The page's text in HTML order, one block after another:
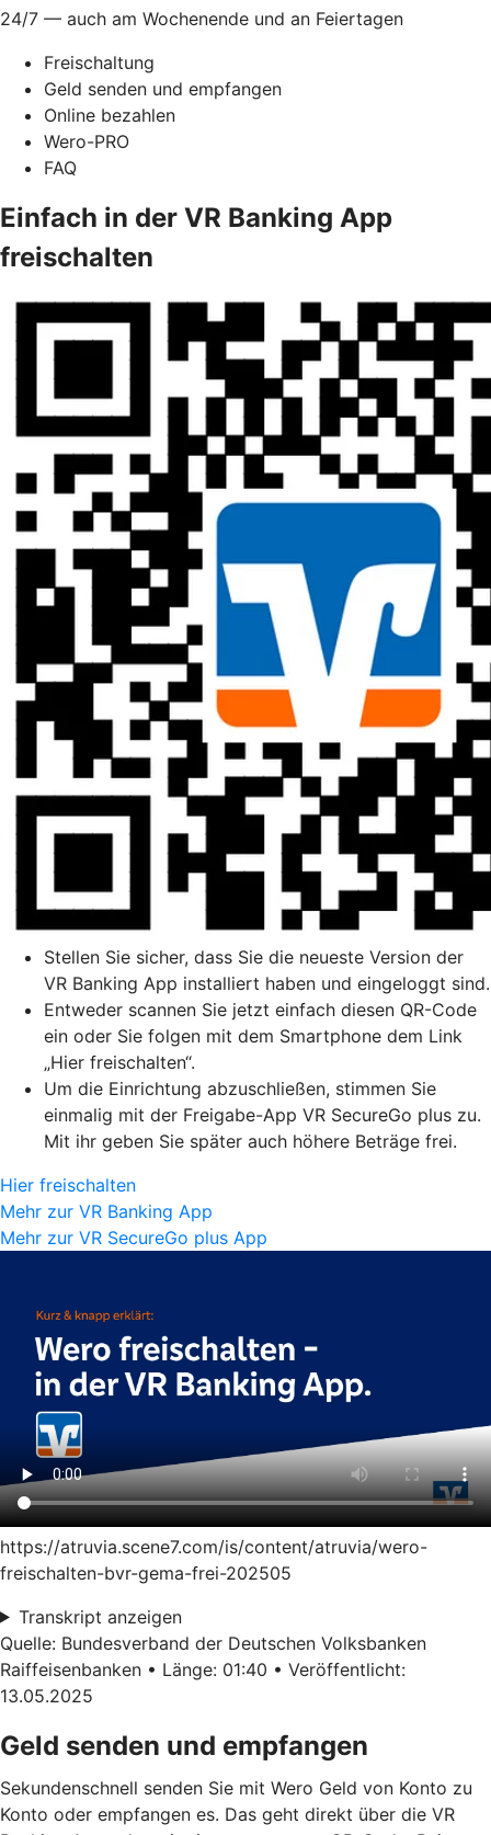
24/7 — auch am Wochenende und an Feiertagen
Freischaltung
Geld senden und empfangen
Online bezahlen
Wero-PRO
FAQ
Einfach in der VR Banking App
freischalten
Stellen Sie sicher, dass Sie die neueste Version der
VR Banking App installiert haben und eingeloggt sind.
Entweder scannen Sie jetzt einfach diesen QR-Code
ein oder Sie folgen mit dem Smartphone dem Link
„Hier freischalten“.
Um die Einrichtung abzuschließen, stimmen Sie
einmalig mit der Freigabe-App VR SecureGo plus zu.
Mit ihr geben Sie später auch höhere Beträge frei.
Hier freischalten
Mehr zur VR Banking App
Mehr zur VR SecureGo plus App
https://atruvia.scene7.com/is/content/atruvia/wero-
freischalten-bvr-gema-frei-202505
Transkript anzeigen
Quelle: Bundesverband der Deutschen Volksbanken
Raiffeisenbanken • Länge: 01:40 • Veröffentlicht:
13.05.2025
Geld senden und empfangen
Sekundenschnell senden Sie mit Wero Geld von Konto zu
Konto oder empfangen es. Das geht direkt über die VR